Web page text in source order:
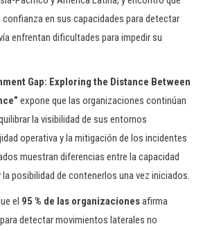
en sus capacidades para detectar
enfrentan dificultades para impedir su
Gap: Exploring the Distance Between
expone que las organizaciones continúan
la visibilidad de sus entornos
operativa y la mitigación de los incidentes
muestran diferencias entre la capacidad
posibilidad de contenerlos una vez iniciados.
el 95 % de las organizacionesafirma
detectar movimientos laterales no